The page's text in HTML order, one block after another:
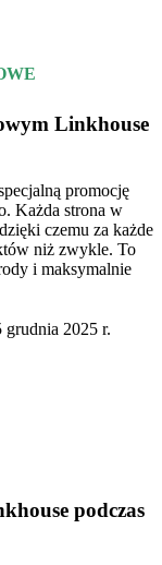
Linkhouse
promocję
Każda strona w
czemu za każde
niż zwykle. To
i maksymalnie
2025 r.
podczas